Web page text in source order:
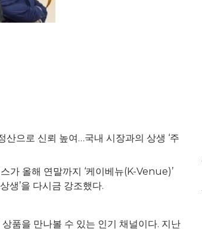
으로 신뢰 높여…국내 시장과의 상생 ‘주
올해 연말까지 ‘케이베뉴(K-Venue)’
생’을 다시금 강조했다.
품을 만나볼 수 있는 인기 채널이다. 지난